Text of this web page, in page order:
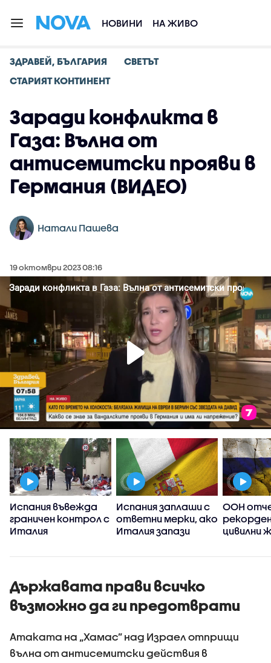
НОВИНИ НА ЖИВО
ЗДРАВЕЙ, БЪЛГАРИЯ
СВЕТЪТ
СТАРИЯТ КОНТИНЕНТ
Заради конфликта в
Газа: Вълна от
антисемитски прояви в
Германия (ВИДЕО)
Натали Пашева
19 октомври 2023 08:16
Испания въвежда
граничен контрол с
Италия
Испания заплаши с
ответни мерки, ако
Италия запази
между двете
ООН
цивилни
насам
Държавата прави всичко
възможно да ги предотврати
Атаката на „Хамас” над Израел отприщи
вълна от антисемитски действия в